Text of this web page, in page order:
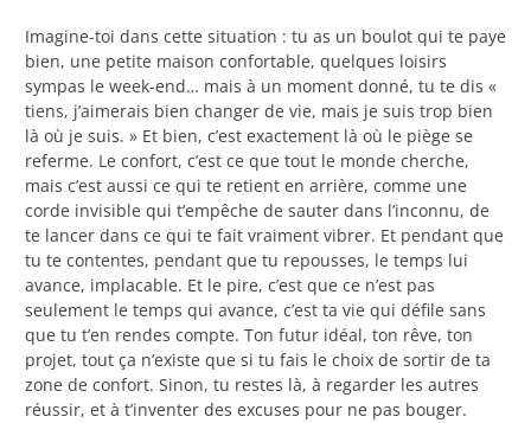
Imagine-toi dans cette situation : tu as un boulot qui te paye
bien, une petite maison confortable, quelques loisirs
sympas le week-end… mais à un moment donné, tu te dis «
tiens, j’aimerais bien changer de vie, mais je suis trop bien
là où je suis. » Et bien, c’est exactement là où le piège se
referme. Le confort, c’est ce que tout le monde cherche,
mais c’est aussi ce qui te retient en arrière, comme une
corde invisible qui t’empêche de sauter dans l’inconnu, de
te lancer dans ce qui te fait vraiment vibrer. Et pendant que
tu te contentes, pendant que tu repousses, le temps lui
avance, implacable. Et le pire, c’est que ce n’est pas
seulement le temps qui avance, c’est ta vie qui défile sans
que tu t’en rendes compte. Ton futur idéal, ton rêve, ton
projet, tout ça n’existe que si tu fais le choix de sortir de ta
zone de confort. Sinon, tu restes là, à regarder les autres
réussir, et à t’inventer des excuses pour ne pas bouger.